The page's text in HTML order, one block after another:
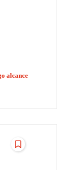
alcance